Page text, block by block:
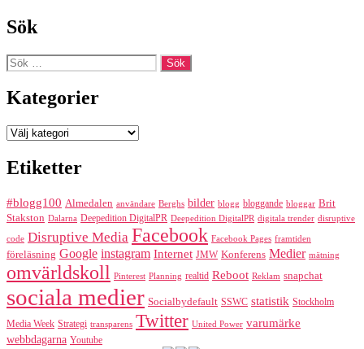
Sök
Sök
efter:
Kategorier
Kategorier
Etiketter
#blogg100 Almedalen användare Berghs bilder blogg bloggande bloggar Brit
Stakston Dalarna Deepedition DigitalPR Deepedition DigitalPR digitala trender disruptive
code Disruptive Media Facebook Facebook Pages framtiden
föreläsning Google instagram Internet JMW Konferens Medier mätning
omvärldskoll Pinterest Planning realtid Reboot Reklam snapchat
sociala medier Socialbydefault SSWC statistik Stockholm
Media Week Strategi transparens Twitter United Power varumärke
webbdagarna Youtube